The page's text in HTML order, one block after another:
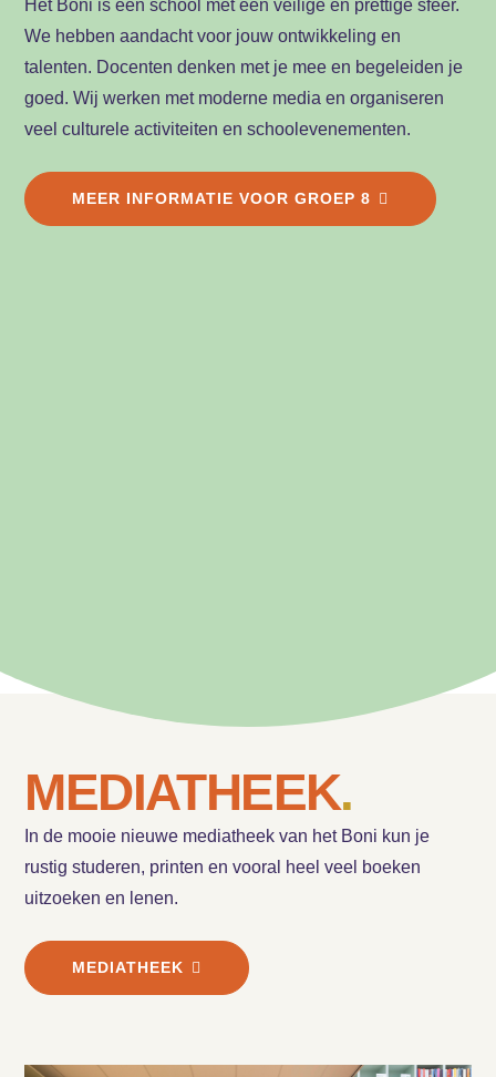
Het Boni is een school met een veilige en prettige sfeer.
We hebben aandacht voor jouw ontwikkeling en
talenten. Docenten denken met je mee en begeleiden je
goed. Wij werken met moderne media en organiseren
veel culturele activiteiten en schoolevenementen.
MEER INFORMATIE VOOR GROEP 8
MEDIA­THEEK.
In de mooie nieuwe mediatheek van het Boni kun je
rustig studeren, printen en vooral heel veel boeken
uitzoeken en lenen.
MEDIATHEEK